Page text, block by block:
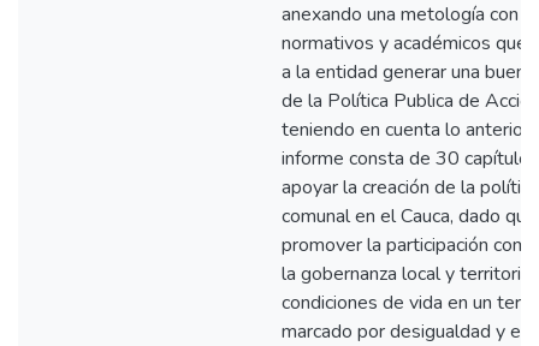
anexando una metología con
normativos y académicos que
a la entidad generar una
de la Política Publica de
teniendo en cuenta lo anterior
informe consta de 30
apoyar la creación de la
comunal en el Cauca, dado
promover la participación
la gobernanza local y
condiciones de vida en un
marcado por desigualdad y el